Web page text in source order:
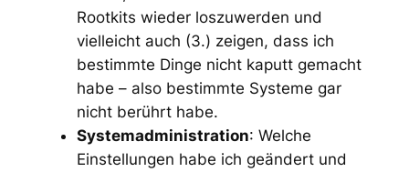
Rootkits wieder loszuwerden und
vielleicht auch (3.) zeigen, dass ich
bestimmte Dinge nicht kaputt gemacht
habe – also bestimmte Systeme gar
nicht berührt habe.
Systemadministration: Welche
Einstellungen habe ich geändert und